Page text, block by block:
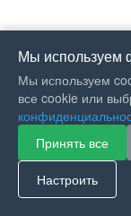
Мы используем
Мы используем
все cookie или
Принять все
Настроить
If
can